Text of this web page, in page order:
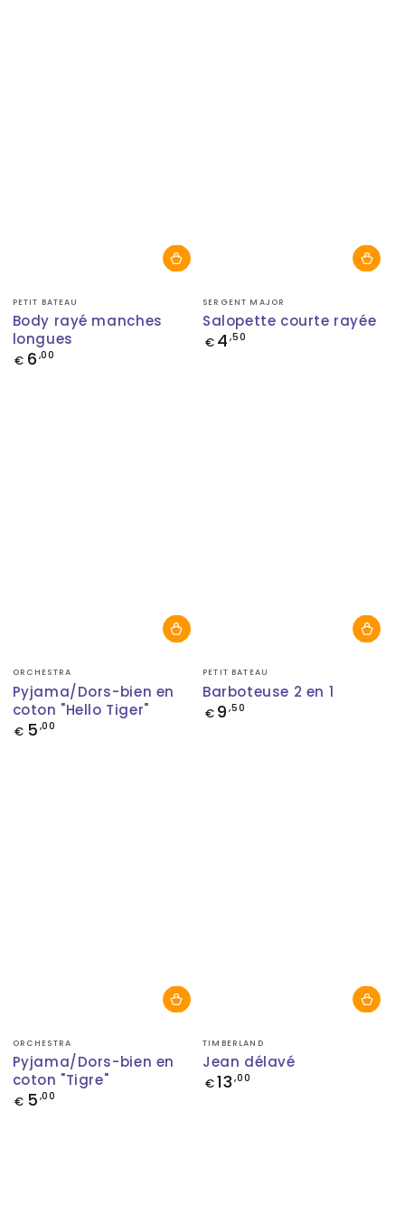
Fournisseur:
PETIT BATEAU
Body rayé manches
longues
Prix
€ 6 ,00
Fournisseur:
SERGENT MAJOR
Salopette courte rayée
Prix
€ 4 ,50
Fournisseur:
ORCHESTRA
Pyjama/Dors-bien en
coton "Hello Tiger"
Prix
€ 5 ,00
Fournisseur:
PETIT BATEAU
Barboteuse 2 en 1
Prix
€ 9 ,50
Fournisseur:
ORCHESTRA
Pyjama/Dors-bien en
coton "Tigre"
Prix
€ 5 ,00
Fournisseur:
TIMBERLAND
Jean délavé
Prix
€13 ,00